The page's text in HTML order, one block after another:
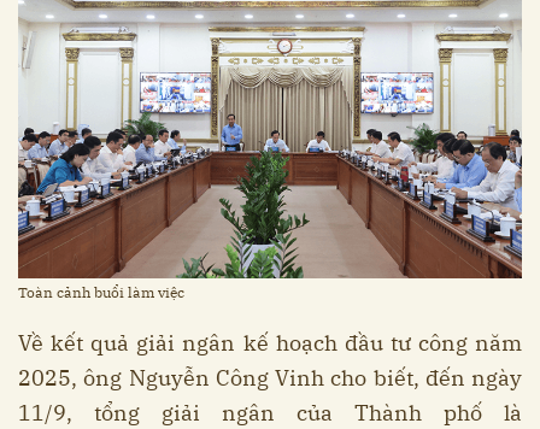
Toàn cảnh buổi làm việc
Về kết quả giải ngân kế hoạch đầu tư công năm
2025, ông Nguyễn Công Vinh cho biết, đến ngày
11/9, tổng giải ngân của Thành phố là